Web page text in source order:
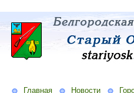
Главная Новости